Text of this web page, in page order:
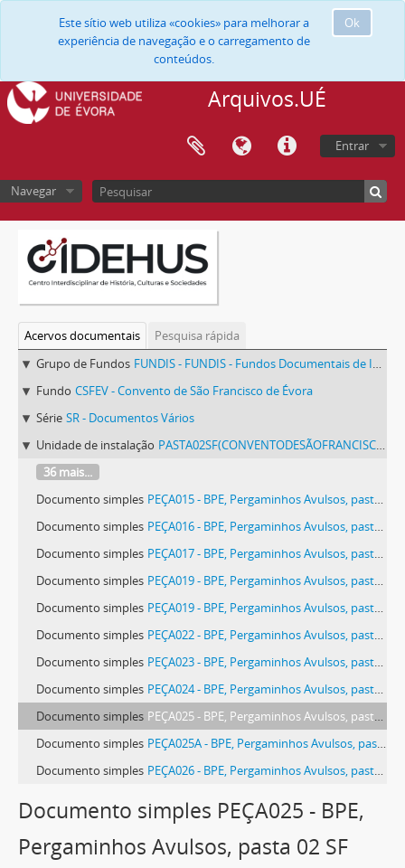
Ok
Este sítio web utiliza «cookies» para melhorar a
experiência de navegação e o carregamento de
conteúdos.
Arquivos.UÉ
Entrar
Navegar
Acervos documentais
Pesquisa rápida
Grupo de Fundos FUNDIS - FUNDIS - Fundos Documentais de Instituições do Sul
Fundo CSFEV - Convento de São Francisco de Évora
Série SR - Documentos Vários
Unidade de instalação PASTA02SF(CONVENTODESÃOFRANCISCODEÉVORA) - Pergaminhos Avulsos, pasta 02 SF (Convento de São Francisco de Évora).
36 mais...
Documento simples PEÇA015 - BPE, Pergaminhos Avulsos, pasta 02 SF (Convento de São Francisco de Évora), peça 015
Documento simples PEÇA016 - BPE, Pergaminhos Avulsos, pasta 02 SF (Convento de São Francisco de Évora), peça 016
Documento simples PEÇA017 - BPE, Pergaminhos Avulsos, pasta 02 SF (Convento de São Francisco de Évora), peça 017
Documento simples PEÇA019 - BPE, Pergaminhos Avulsos, pasta 02 SF (Convento de São Francisco de Évora), peça 019
Documento simples PEÇA019 - BPE, Pergaminhos Avulsos, pasta 02 SF (Convento de São Francisco de Évora), peça 019
Documento simples PEÇA022 - BPE, Pergaminhos Avulsos, pasta 02 SF (Convento de São Francisco de Évora), peça 022
Documento simples PEÇA023 - BPE, Pergaminhos Avulsos, pasta 02 SF (Convento de São Francisco de Évora), peça 023
Documento simples PEÇA024 - BPE, Pergaminhos Avulsos, pasta 02 SF (Convento de São Francisco de Évora), peça 024
Documento simples PEÇA025 - BPE, Pergaminhos Avulsos, pasta 02 SF (Convento de São Francisco de Évora), peça 025
Documento simples PEÇA025A - BPE, Pergaminhos Avulsos, pasta 02 SF (Convento de São Francisco de Évora), peça 025 a
Documento simples PEÇA026 - BPE, Pergaminhos Avulsos, pasta 02 SF (Convento de São Francisco de Évora), peça 026
PEÇA029 - BPE, Pergaminhos Avulsos, pasta 02 SF (Convento de São Francisco de Évora), peça 029
26 mais...
Documento simples PEÇA025 - BPE,
Pergaminhos Avulsos, pasta 02 SF